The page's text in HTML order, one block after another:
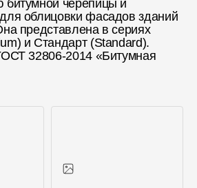
битумной черепицы и
облицовки фасадов зданий
представлена в сериях
и Стандарт (Standard).
32806-2014 «Битумная